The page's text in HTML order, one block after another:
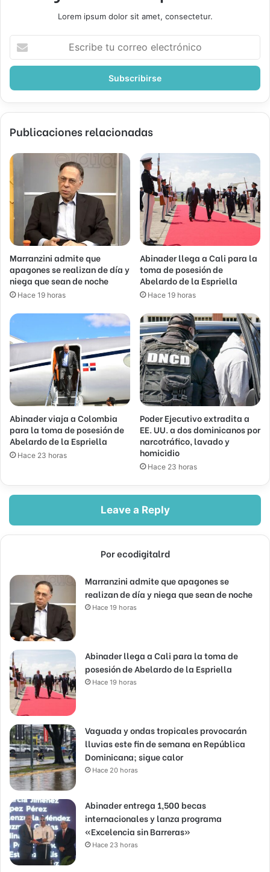
Lorem ipsum dolor sit amet, consectetur.
correo
Publicaciones relacionadas
Marranzini admite que
apagones se realizan de día y
niega que sean de noche
Hace 19 horas
Abinader llega a Cali para la
toma de posesión de
Abelardo de la Espriella
Hace 19 horas
Abinader viaja a Colombia
para la toma de posesión de
Abelardo de la Espriella
Hace 23 horas
Poder Ejecutivo extradita a
EE. UU. a dos dominicanos por
narcotráfico, lavado y
homicidio
Hace 23 horas
Leave a Reply
Por ecodigitalrd
Marranzini admite que apagones se
realizan de día y niega que sean de noche
Hace 19 horas
Abinader llega a Cali para la toma de
posesión de Abelardo de la Espriella
Hace 19 horas
Vaguada y ondas tropicales provocarán
lluvias este fin de semana en República
Dominicana; sigue calor
Hace 20 horas
Abinader entrega 1,500 becas
internacionales y lanza programa
«Excelencia sin Barreras»
Hace 23 horas